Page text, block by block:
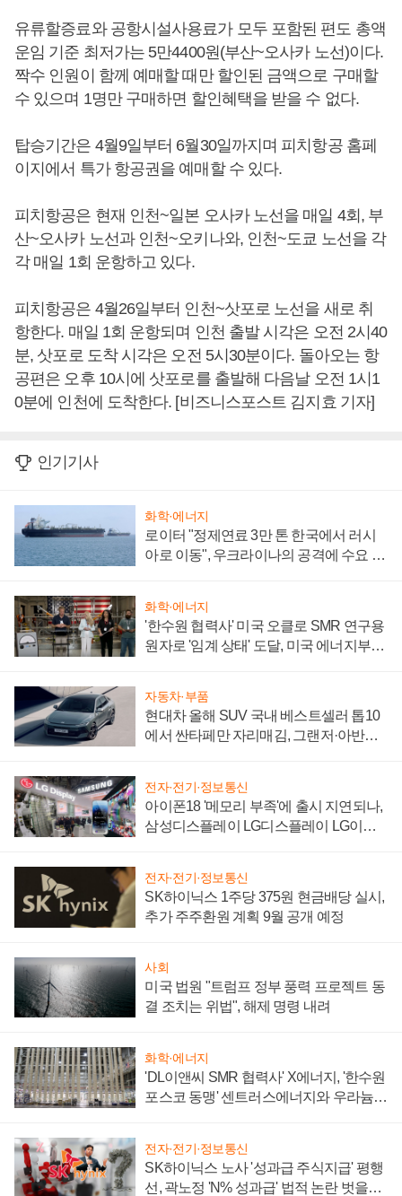
유류할증료와 공항시설사용료가 모두 포함된 편도 총액
운임 기준 최저가는 5만4400원(부산~오사카 노선)이다.
짝수 인원이 함께 예매할 때만 할인된 금액으로 구매할
수 있으며 1명만 구매하면 할인혜택을 받을 수 없다.
탑승기간은 4월9일부터 6월30일까지며 피치항공 홈페
이지에서 특가 항공권을 예매할 수 있다.
피치항공은 현재 인천~일본 오사카 노선을 매일 4회, 부
산~오사카 노선과 인천~오키나와, 인천~도쿄 노선을 각
각 매일 1회 운항하고 있다.
피치항공은 4월26일부터 인천~삿포로 노선을 새로 취
항한다. 매일 1회 운항되며 인천 출발 시각은 오전 2시40
분, 삿포로 도착 시각은 오전 5시30분이다. 돌아오는 항
공편은 오후 10시에 삿포로를 출발해 다음날 오전 1시1
0분에 인천에 도착한다. [비즈니스포스트 김지효 기자]
인기기사
화학·에너지
로이터 "정제연료 3만 톤 한국에서 러시
아로 이동", 우크라이나의 공격에 수요 늘
화학·에너지
'한수원 협력사' 미국 오클로 SMR 연구용
원자로 '임계 상태' 도달, 미국 에너지부
자동차·부품
현대차 올해 SUV 국내 베스트셀러 톱10
에서 싼타페만 자리매김, 그랜저·아반떼
전자·전기·정보통신
아이폰18 '메모리 부족'에 출시 지연되나,
삼성디스플레이 LG디스플레이 LG이노
전자·전기·정보통신
SK하이닉스 1주당 375원 현금배당 실시,
추가 주주환원 계획 9월 공개 예정
사회
미국 법원 "트럼프 정부 풍력 프로젝트 동
결 조치는 위법", 해제 명령 내려
화학·에너지
'DL이앤씨 SMR 협력사' X에너지, '한수원
포스코 동맹' 센트러스에너지와 우라늄
전자·전기·정보통신
SK하이닉스 노사 '성과급 주식지급' 평행
선, 곽노정 'N% 성과급' 법적 논란 벗을지